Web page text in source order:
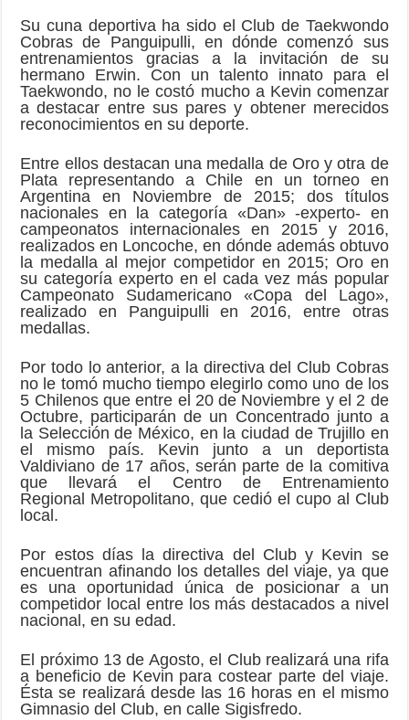
Su cuna deportiva ha sido el Club de Taekwondo
Cobras de Panguipulli, en dónde comenzó sus
entrenamientos gracias a la invitación de su
hermano Erwin. Con un talento innato para el
Taekwondo, no le costó mucho a Kevin comenzar
a destacar entre sus pares y obtener merecidos
reconocimientos en su deporte.
Entre ellos destacan una medalla de Oro y otra de
Plata representando a Chile en un torneo en
Argentina en Noviembre de 2015; dos títulos
nacionales en la categoría «Dan» -experto- en
campeonatos internacionales en 2015 y 2016,
realizados en Loncoche, en dónde además obtuvo
la medalla al mejor competidor en 2015; Oro en
su categoría experto en el cada vez más popular
Campeonato Sudamericano «Copa del Lago»,
realizado en Panguipulli en 2016, entre otras
medallas.
Por todo lo anterior, a la directiva del Club Cobras
no le tomó mucho tiempo elegirlo como uno de los
5 Chilenos que entre el 20 de Noviembre y el 2 de
Octubre, participarán de un Concentrado junto a
la Selección de México, en la ciudad de Trujillo en
el mismo país. Kevin junto a un deportista
Valdiviano de 17 años, serán parte de la comitiva
que llevará el Centro de Entrenamiento
Regional Metropolitano, que cedió el cupo al Club
local.
Por estos días la directiva del Club y Kevin se
encuentran afinando los detalles del viaje, ya que
es una oportunidad única de posicionar a un
competidor local entre los más destacados a nivel
nacional, en su edad.
El próximo 13 de Agosto, el Club realizará una rifa
a beneficio de Kevin para costear parte del viaje.
Ésta se realizará desde las 16 horas en el mismo
Gimnasio del Club, en calle Sigisfredo.